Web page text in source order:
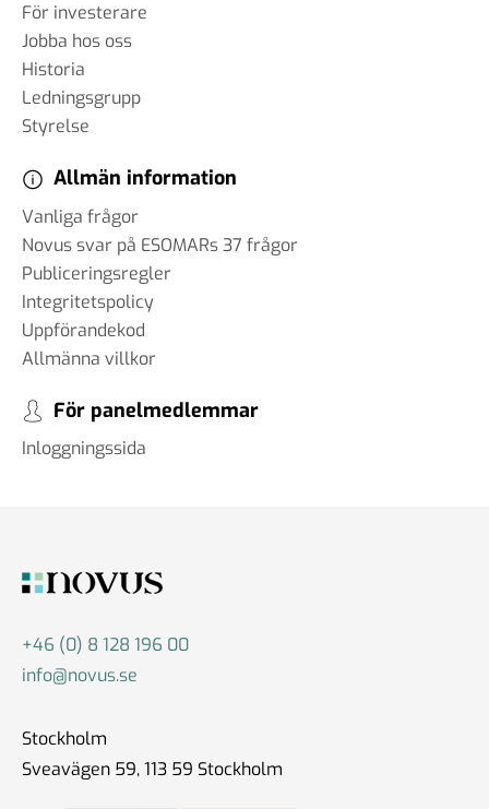
För investerare
Jobba hos oss
Historia
Ledningsgrupp
Styrelse
Allmän information
Vanliga frågor
Novus svar på ESOMARs 37 frågor
Publiceringsregler
Integritetspolicy
Uppförandekod
Allmänna villkor
För panelmedlemmar
Inloggningssida
+46 (0) 8 128 196 00
info@novus.se
Stockholm
Sveavägen 59, 113 59 Stockholm